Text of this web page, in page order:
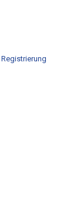
Registrierung